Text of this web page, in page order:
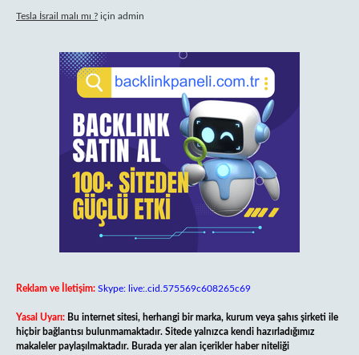
Tesla İsrail malı mı ? için admin
Reklam ve İletişim: Skype: live:.cid.575569c608265c69
Yasal Uyarı: Bu internet sitesi, herhangi bir marka, kurum veya şahıs şirketi ile
hiçbir bağlantısı bulunmamaktadır. Sitede yalnızca kendi hazırladığımız
makaleler paylaşılmaktadır. Burada yer alan içerikler haber niteliği